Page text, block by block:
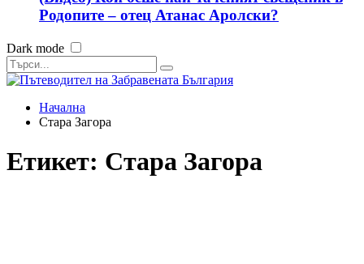
Родопите – отец Атанас Аролски?
Dark mode
Начална
Стара Загора
Етикет: Стара Загора